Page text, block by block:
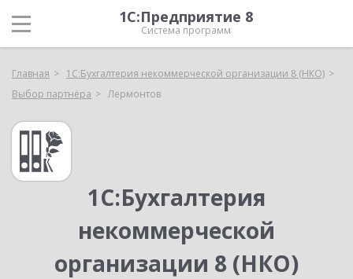
1С:Предприятие 8
Система программ
Главная
1С:Бухгалтерия некоммерческой организации 8 (НКО)
Выбор партнёра
Лермонтов
1С:Бухгалтерия
некоммерческой
организации 8 (НКО)